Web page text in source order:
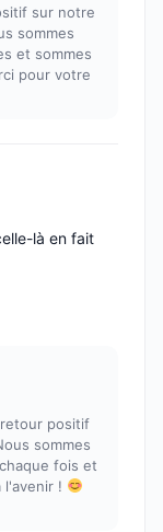
sur notre
sommes
et sommes
pour votre
là en fait
retour positif
sommes
fois et
l'avenir !